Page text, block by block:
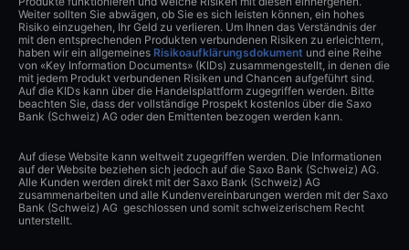
Weiter sollten Sie abwägen, ob Sie es sich leisten können, ein hohes
Risiko einzugehen, Ihr Geld zu verlieren. Um Ihnen das Verständnis der
mit den entsprechenden Produkten verbundenen Risiken zu erleichtern,
haben wir ein allgemeines Risikoaufklärungsdokument und eine Reihe
von «Key Information Documents» (KIDs) zusammengestellt, in denen die
mit jedem Produkt verbundenen Risiken und Chancen aufgeführt sind.
Auf die KIDs kann über die Handelsplattform zugegriffen werden. Bitte
beachten Sie, dass der vollständige Prospekt kostenlos über die Saxo
Bank (Schweiz) AG oder den Emittenten bezogen werden kann.
Auf diese Website kann weltweit zugegriffen werden. Die Informationen
auf der Website beziehen sich jedoch auf die Saxo Bank (Schweiz) AG.
Alle Kunden werden direkt mit der Saxo Bank (Schweiz) AG
zusammenarbeiten und alle Kundenvereinbarungen werden mit der Saxo
Bank (Schweiz) AG geschlossen und somit schweizerischem Recht
unterstellt.